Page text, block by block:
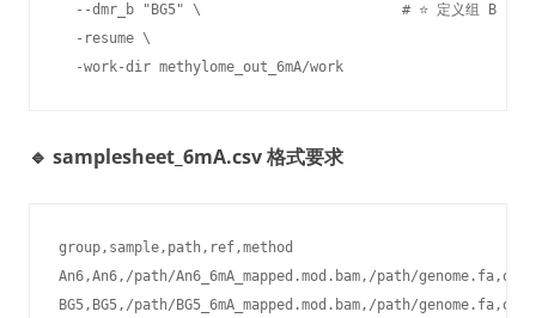
  --dmr_b "BG5" \                        # ⭐ 定义组 B
  -resume \
  -work-dir methylome_out_6mA/work
🔹 samplesheet_6mA.csv 格式要求
group,sample,path,ref,method
An6,An6,/path/An6_6mA_mapped.mod.bam,/path/genome.fa,ont
BG5,BG5,/path/BG5_6mA_mapped.mod.bam,/path/genome.fa,ont